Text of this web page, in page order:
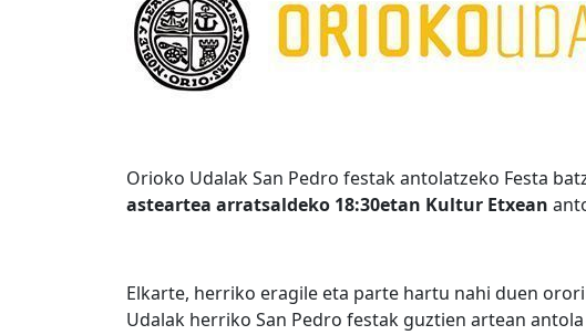
Orioko Udalak San Pedro festak antolatzeko Festa
asteartea arratsaldeko 18:30etan Kultur Etxean
Elkarte, herriko eragile eta parte hartu nahi duen
Udalak herriko San Pedro festak guztien artean